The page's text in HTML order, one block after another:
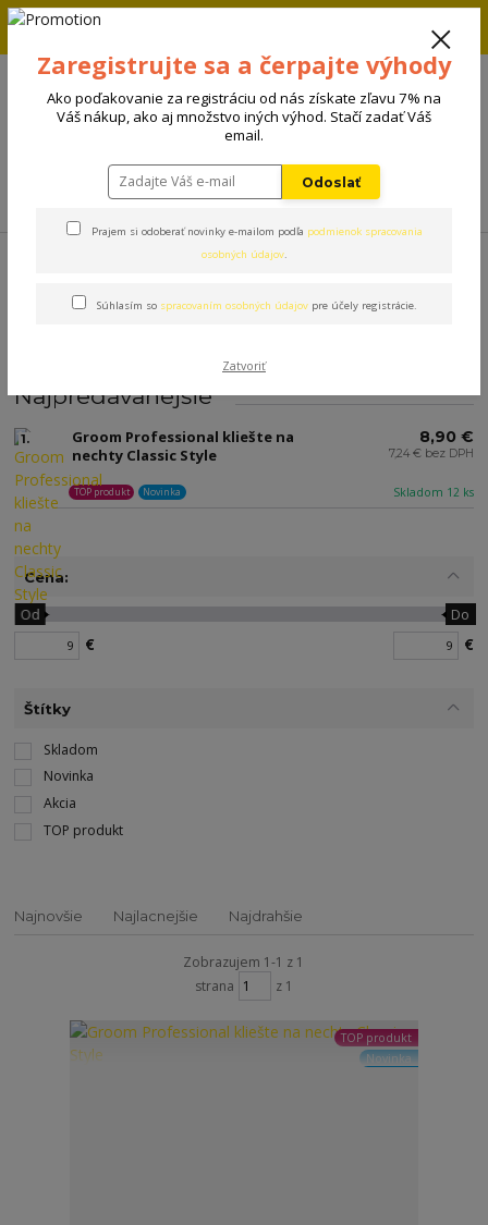
Zľava 5% na prvú objednávku. Zadaj kód FIRST5 a zľava sa
+421 908 198 133 (Po-Pia, 8-15 hod.)
Labky
Najpredávanejšie
1.
Groom Professional kliešte na
nechty Classic Style
Skladom 12 ks
TOP produkt Novinka
8,90 €
7,24 € bez DPH
Cena:
€
Od Do
€
Štítky
Skladom
Novinka
Akcia
TOP produkt
Najnovšie Najlacnejšie Najdrahšie
Zobrazujem 1-1 z 1
strana
z 1
TOP produkt
Novinka
Zaregistrujte sa a čerpajte výhody
Ako poďakovanie za registráciu od nás získate zľavu 7% na
Váš nákup, ako aj množstvo iných výhod. Stačí zadať Váš
email.
Odoslať
Prajem si odoberať novinky e-mailom podľa podmienok spracovania
osobných údajov.
Súhlasím so spracovaním osobných údajovpre účely registrácie.
Zatvoriť